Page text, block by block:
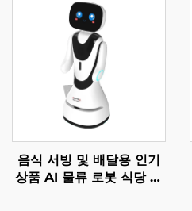
음식 서빙 및 배달용 인기
상품 AI 물류 로봇 식당 및